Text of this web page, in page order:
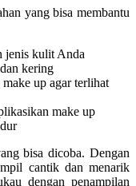
yang bisa membantu
jenis kulit Anda
kering
up agar terlihat
make up
bisa dicoba. Dengan
cantik dan menarik
dengan penampilan